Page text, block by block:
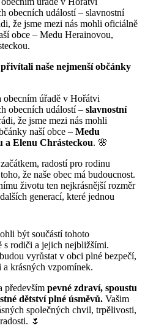
obecních událostí – slavnostní
že jsme mezi nás mohli oficiálně
obce – Medu Herainovou,
naše nejmenší občánky
obecním úřadě v Hořátvi
obecních událostí – slavnostní
že jsme mezi nás mohli
naší obce – Medu
a Elenu Chrásteckou. 🌸
radostí pro rodinu
že naše obec má budoucnost.
životu ten nejkrásnější rozměr
generací, které jednou
být součástí tohoto
s rodiči a jejich nejbližšími.
vyrůstat v obci plné bezpečí,
a krásných vzpomínek.
především pevné zdraví, spoustu
dětství plné úsměvů. Vašim
společných chvil, trpělivosti,
🌷